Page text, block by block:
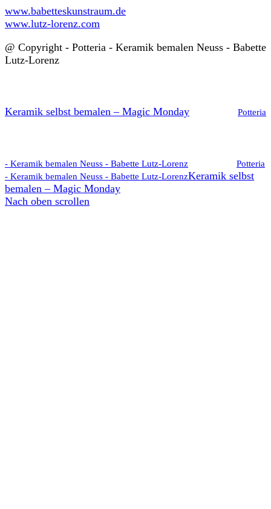
www.babetteskunstraum.de
www.lutz-lorenz.com
@ Copyright - Potteria - Keramik bemalen Neuss - Babette
Lutz-Lorenz
Keramik selbst bemalen – Magic Monday Potteria
- Keramik bemalen Neuss - Babette Lutz-Lorenz
Potteria
- Keramik bemalen Neuss - Babette Lutz-LorenzKeramik selbst
bemalen – Magic Monday
Nach oben scrollen